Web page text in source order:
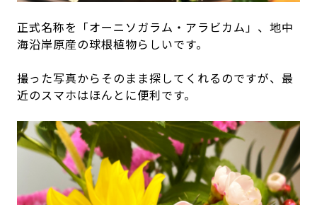
正式名称を「オーニソガラム・アラビカム」、地中
海沿岸原産の球根植物らしいです。
撮った写真からそのまま探してくれるのですが、最
近のスマホはほんとに便利です。